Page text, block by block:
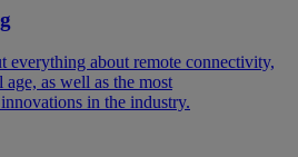
everything about remote connectivity,
as well as the most
in the industry.